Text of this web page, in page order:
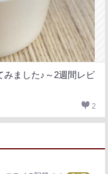
みました♪～2週間レビ
2